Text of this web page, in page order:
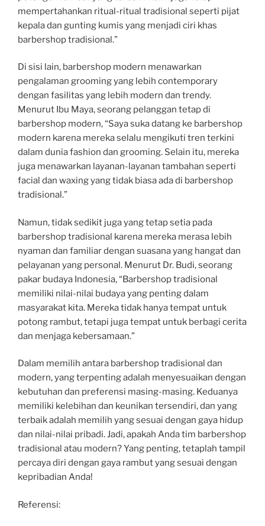
mempertahankan ritual-ritual tradisional seperti pijat
kepala dan gunting kumis yang menjadi ciri khas
barbershop tradisional.”
Di sisi lain, barbershop modern menawarkan
pengalaman grooming yang lebih contemporary
dengan fasilitas yang lebih modern dan trendy.
Menurut Ibu Maya, seorang pelanggan tetap di
barbershop modern, “Saya suka datang ke barbershop
modern karena mereka selalu mengikuti tren terkini
dalam dunia fashion dan grooming. Selain itu, mereka
juga menawarkan layanan-layanan tambahan seperti
facial dan waxing yang tidak biasa ada di barbershop
tradisional.”
Namun, tidak sedikit juga yang tetap setia pada
barbershop tradisional karena mereka merasa lebih
nyaman dan familiar dengan suasana yang hangat dan
pelayanan yang personal. Menurut Dr. Budi, seorang
pakar budaya Indonesia, “Barbershop tradisional
memiliki nilai-nilai budaya yang penting dalam
masyarakat kita. Mereka tidak hanya tempat untuk
potong rambut, tetapi juga tempat untuk berbagi cerita
dan menjaga kebersamaan.”
Dalam memilih antara barbershop tradisional dan
modern, yang terpenting adalah menyesuaikan dengan
kebutuhan dan preferensi masing-masing. Keduanya
memiliki kelebihan dan keunikan tersendiri, dan yang
terbaik adalah memilih yang sesuai dengan gaya hidup
dan nilai-nilai pribadi. Jadi, apakah Anda tim barbershop
tradisional atau modern? Yang penting, tetaplah tampil
percaya diri dengan gaya rambut yang sesuai dengan
kepribadian Anda!
Referensi: